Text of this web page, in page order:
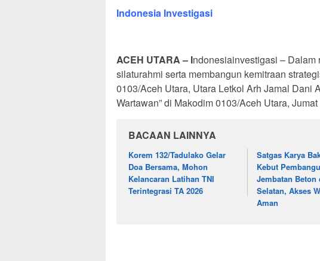
Indonesia Investigasi
‎ACEH UTARA – Indonesiainvestigasi – Dalam
silaturahmi serta membangun kemitraan
0103/Aceh Utara, Utara Letkol Arh Jamal Dani
Wartawan” di Makodim 0103/Aceh Utara,
BACAAN LAINNYA
Korem 132/Tadulako Gelar
Doa Bersama, Mohon
Kelancaran Latihan TNI
Terintegrasi TA 2026
Satgas Karya
Kebut
Jembatan Beton
Selatan, Akses
Aman